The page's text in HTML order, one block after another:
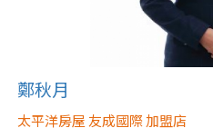
鄭秋月
太平洋房屋 友成國際 加盟店